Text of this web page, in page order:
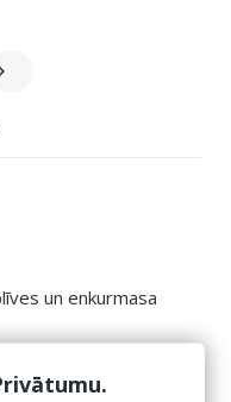
un enkurmasa